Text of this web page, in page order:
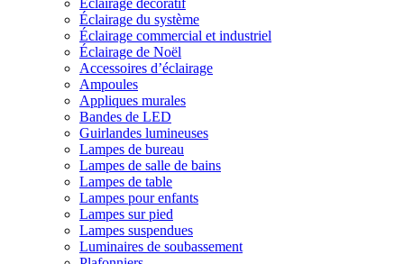
Éclairage décoratif
Éclairage du système
Éclairage commercial et industriel
Éclairage de Noël
Accessoires d’éclairage
Ampoules
Appliques murales
Bandes de LED
Guirlandes lumineuses
Lampes de bureau
Lampes de salle de bains
Lampes de table
Lampes pour enfants
Lampes sur pied
Lampes suspendues
Luminaires de soubassement